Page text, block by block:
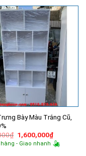
Bày Màu Trắng Cũ,
₫ Giá
gốc
là:
1,600,000₫Giá
hiện
tại
hàng - Giao nhanh